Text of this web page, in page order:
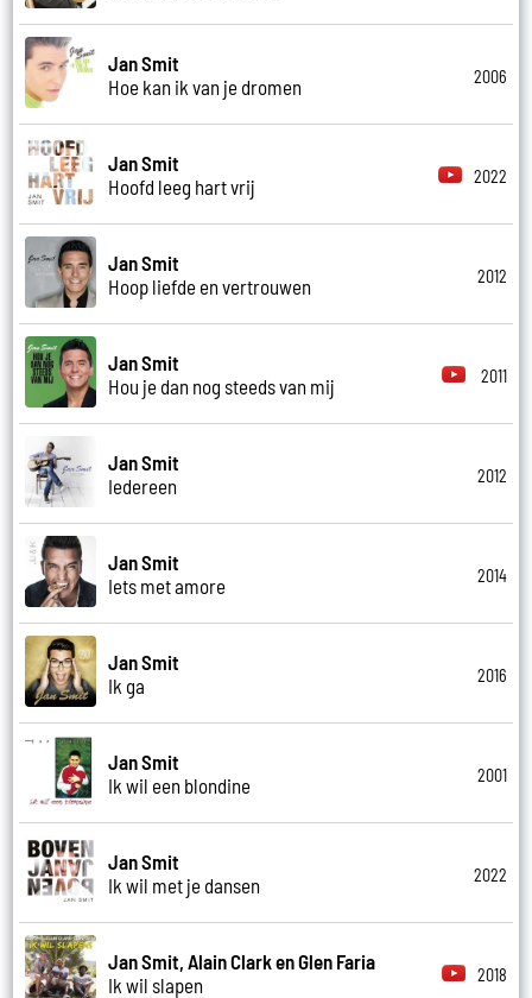
Jan Smit
Hoe kan ik van je dromen
2006
Jan Smit
Hoofd leeg hart vrij
2022
Jan Smit
Hoop liefde en vertrouwen
2012
Jan Smit
Hou je dan nog steeds van mij
2011
Jan Smit
Iedereen
2012
Jan Smit
Iets met amore
2014
Jan Smit
Ik ga
2016
Jan Smit
Ik wil een blondine
2001
Jan Smit
Ik wil met je dansen
2022
Jan Smit, Alain Clark en Glen Faria
Ik wil slapen
2018